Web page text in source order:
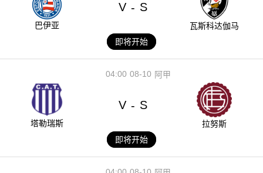
巴伊亚
V - S
瓦斯科达伽马
即将开始
08-10
04:00 阿甲
塔勒瑞斯
V - S
拉努斯
即将开始